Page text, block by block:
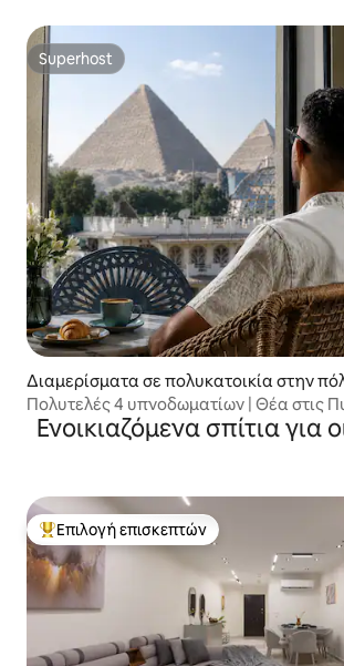
Superhost
Superhost
Διαμερίσματα σε πολυκατοικία στην
haram
Πολυτελές 4 υπνοδωματίων | Θέα στις
στο Μεγάλο Αιγυπτιακό Μουσείο
Ενοικιαζόμενα σπίτια για
Κορυφαία επιλογή επισκεπτών
Επιλογή επισκεπτών